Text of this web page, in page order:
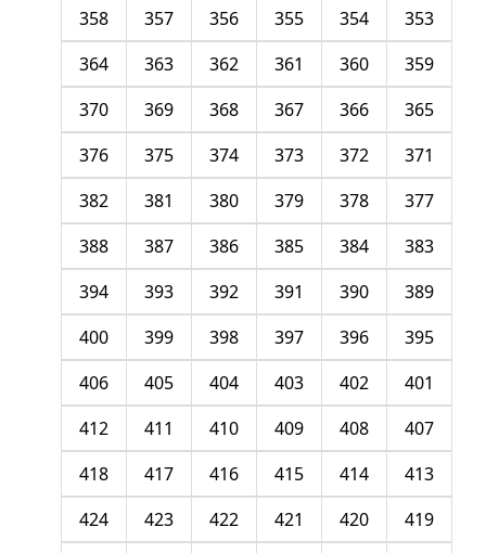
353
354
355
356
357
358
359
360
361
362
363
364
365
366
367
368
369
370
371
372
373
374
375
376
377
378
379
380
381
382
383
384
385
386
387
388
389
390
391
392
393
394
395
396
397
398
399
400
401
402
403
404
405
406
407
408
409
410
411
412
413
414
415
416
417
418
419
420
421
422
423
424